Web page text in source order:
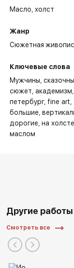
Масло,холст
Жанр
Сюжетная
Ключевые слова
Мужчины
сюжет академизм
петербург fine art
большие
дорогие на холсте
маслом
Другие
Смотреть все